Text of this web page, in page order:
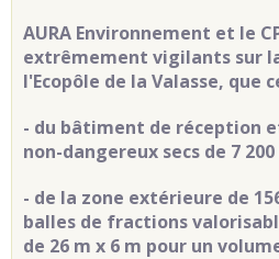
AURA Environnement et le
extrêmement vigilants sur
l'Ecopôle de la Valasse, que
- du bâtiment de réception
non-dangereux secs de 7 200
- de la zone extérieure de
balles de fractions
de 26 m x 6 m pour un